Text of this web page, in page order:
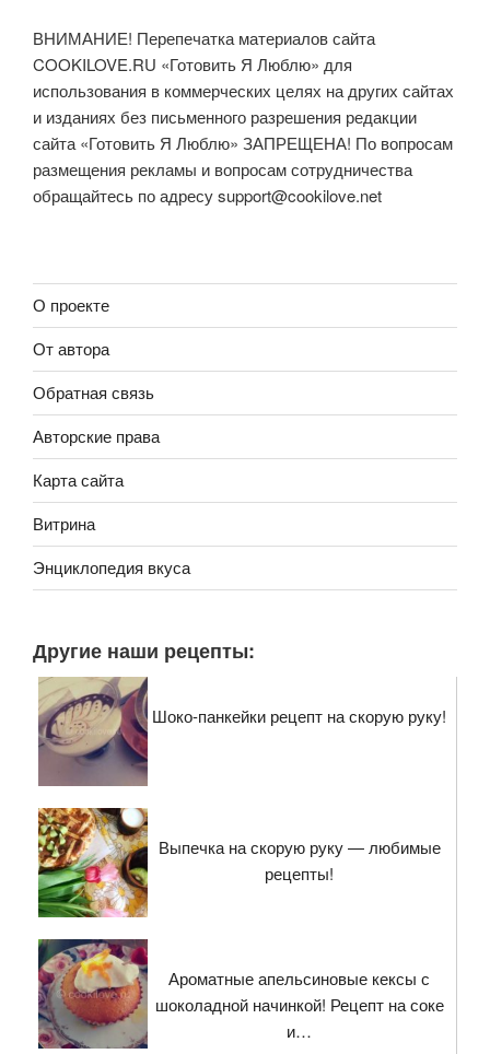
ВНИМАНИЕ! Перепечатка материалов сайта
COOKILOVE.RU «Готовить Я Люблю» для
использования в коммерческих целях на других сайтах
и изданиях без письменного разрешения редакции
сайта «Готовить Я Люблю» ЗАПРЕЩЕНА! По вопросам
размещения рекламы и вопросам сотрудничества
обращайтесь по адресуsupport@cookilove.net
О проекте
От автора
Обратная связь
Авторские права
Карта сайта
Витрина
Энциклопедия вкуса
Другие наши рецепты:
Шоко-панкейки рецепт на скорую руку!
Выпечка на скорую руку — любимые
рецепты!
Ароматные апельсиновые кексы с
шоколадной начинкой! Рецепт на соке
и…